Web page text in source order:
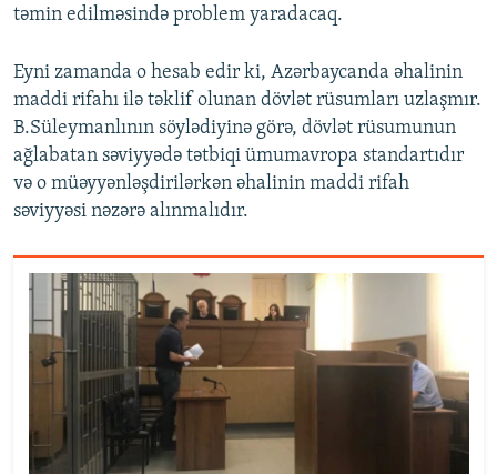
təmin edilməsində problem yaradacaq.
Eyni zamanda o hesab edir ki, Azərbaycanda əhalinin
maddi rifahı ilə təklif olunan dövlət rüsumları uzlaşmır.
B.Süleymanlının söylədiyinə görə, dövlət rüsumunun
ağlabatan səviyyədə tətbiqi ümumavropa standartıdır
və o müəyyənləşdirilərkən əhalinin maddi rifah
səviyyəsi nəzərə alınmalıdır.